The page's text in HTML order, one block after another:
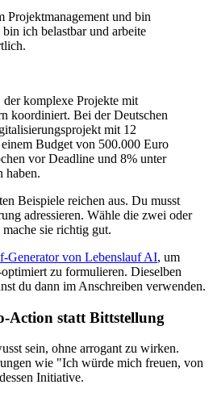
Projektmanagement und bin
ich belastbar und arbeite
der komplexe Projekte mit
koordiniert. Bei der Deutschen
mit 12
Budget von 500.000 Euro
vor Deadline und 8% unter
haben.
Beispiele reichen aus. Du musst
adressieren. Wähle die zwei oder
sie richtig gut.
Generator von Lebenslauf AI, um
zu formulieren. Dieselben
du dann im Anschreiben verwenden.
Action statt Bittstellung
sein, ohne arrogant zu wirken.
wie "Ich würde mich freuen, von
Initiative.